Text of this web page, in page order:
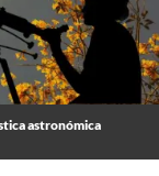
astronómica